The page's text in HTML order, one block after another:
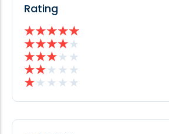
Rating
★★★★★
★★★★★
★★★★ ★
★★★ ★ ★
★★ ★ ★ ★